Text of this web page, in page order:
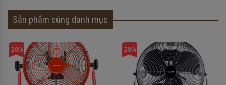
Sản phẩm cùng danh mục
-20% -20%